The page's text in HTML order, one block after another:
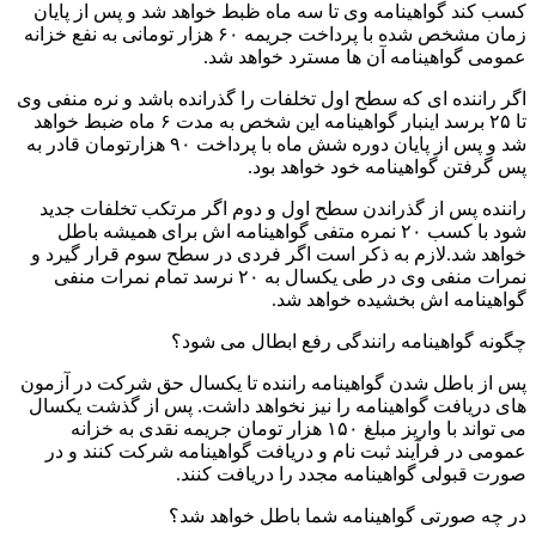
کسب کند گواهینامه وی تا سه ماه ظبط خواهد شد و پس از پایان
زمان مشخص شده با پرداخت جریمه ۶۰ هزار تومانی به نفع خزانه
عمومی گواهینامه آن ها مسترد خواهد شد.
اگر راننده ای که سطح اول تخلفات را گذرانده باشد و نره منفی وی
تا ۲۵ برسد اینبار گواهینامه این شخص به مدت ۶ ماه ضبط خواهد
شد و پس از پایان دوره شش ماه با پرداخت ۹۰ هزارتومان قادر به
پس گرفتن گواهینامه خود خواهد بود.
راننده پس از گذراندن سطح اول و دوم اگر مرتکب تخلفات جدید
شود با کسب ۲۰ نمره متفی گواهینامه اش برای همیشه باطل
خواهد شد.لازم به ذکر است اگر فردی در سطح سوم قرار گیرد و
نمرات منفی وی در طی یکسال به ۲۰ نرسد تمام نمرات منفی
گواهینامه اش بخشیده خواهد شد.
چگونه گواهینامه رانندگی رفع ابطال می شود؟
پس از باطل شدن گواهینامه راننده تا یکسال حق شرکت در آزمون
های دریافت گواهینامه را نیز نخواهد داشت. پس از گذشت یکسال
می تواند با واریز مبلغ ۱۵۰ هزار تومان جریمه نقدی به خزانه
عمومی در فرآیند ثبت نام و دریافت گواهینامه شرکت کنند و در
صورت قبولی گواهینامه مجدد را دریافت کنند.
در چه صورتی گواهینامه شما باطل خواهد شد؟